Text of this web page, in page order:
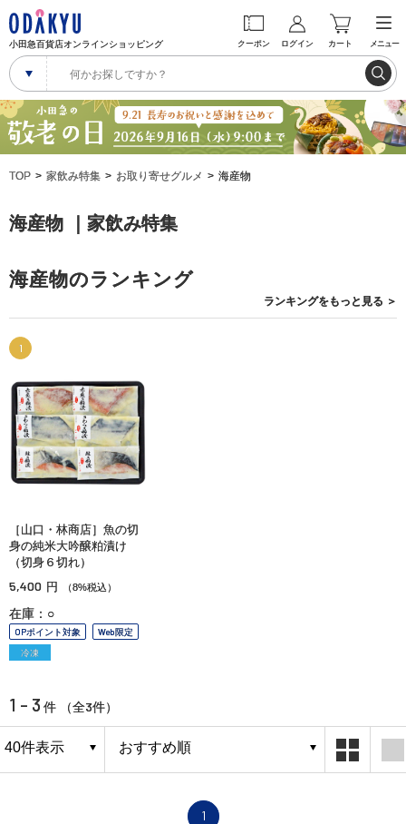
小田急百貨店オンラインショッピング クーポン ログイン カート メニュー
TOP 家飲み特集 お取り寄せグルメ 海産物
海産物 ｜家飲み特集
海産物のランキング
ランキングをもっと見る ＞
1
［山口・林商店］魚の切
身の純米大吟醸粕漬け
（切身６切れ）
5,400 円 （8%税込）
在庫：○
OPポイント対象
Web限定
冷凍
1 - 3 件 （全3件）
1